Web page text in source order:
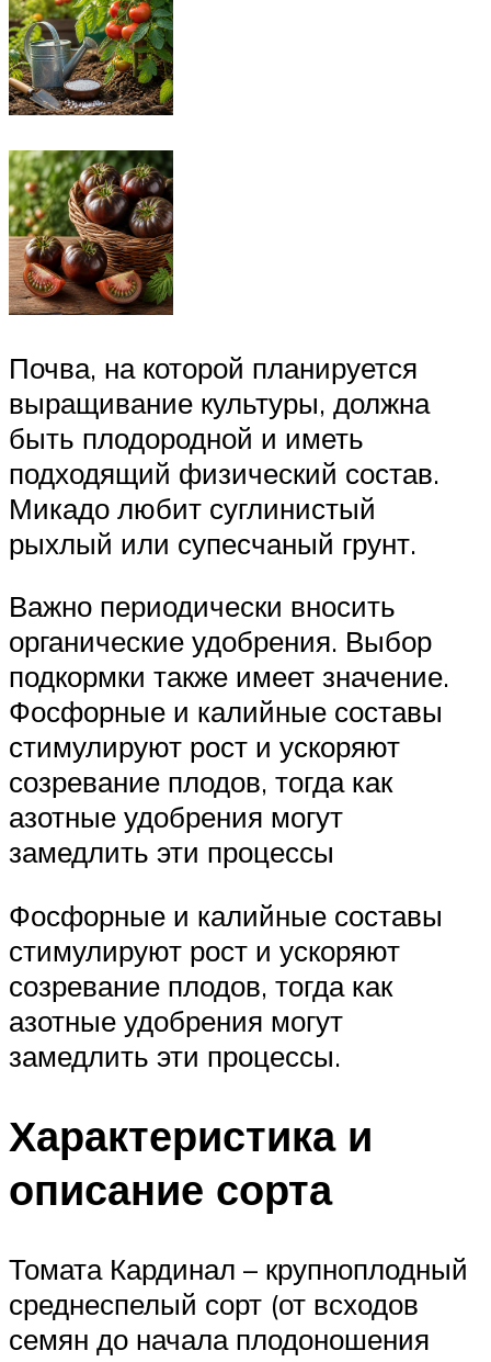
Почва, на которой планируется
выращивание культуры, должна
быть плодородной и иметь
подходящий физический состав.
Микадо любит суглинистый
рыхлый или супесчаный грунт.
Важно периодически вносить
органические удобрения. Выбор
подкормки также имеет значение.
Фосфорные и калийные составы
стимулируют рост и ускоряют
созревание плодов, тогда как
азотные удобрения могут
замедлить эти процессы
Фосфорные и калийные составы
стимулируют рост и ускоряют
созревание плодов, тогда как
азотные удобрения могут
замедлить эти процессы.
Характеристика и
описание сорта
Томата Кардинал – крупноплодный
среднеспелый сорт (от всходов
семян до начала плодоношения